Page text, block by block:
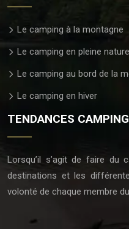
Le camping à la montagne
Le camping en pleine nature
Le camping au bord de la
Le camping en hiver
TENDANCES CAMPING
Lorsqu’il s’agit de faire du
destinations et les
volonté de chaque membre